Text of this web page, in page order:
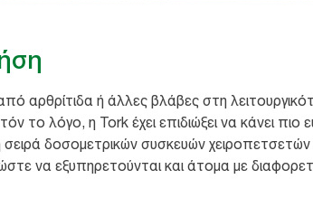
αρθρίτιδα ή άλλες βλάβες στη
το λόγο, η Tork έχει επιδιώξει να κάνει
δοσομετρικών συσκευών
να εξυπηρετούνται και άτομα με